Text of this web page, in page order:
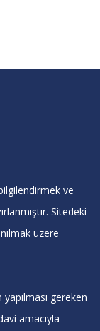
ve
Sitedeki
üzere
gereken
amacıyla